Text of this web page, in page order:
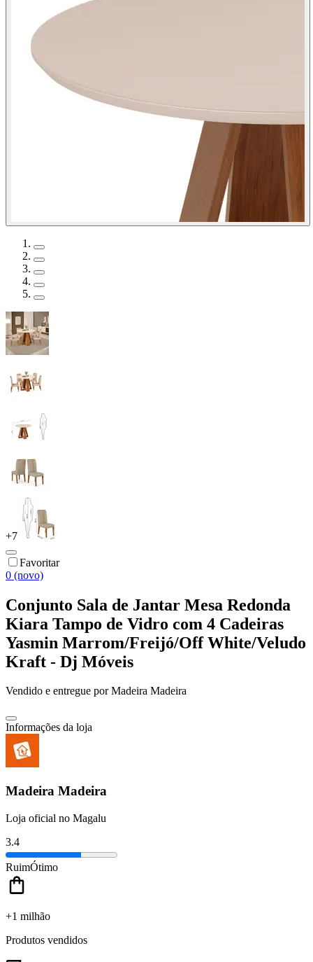
+7
Favoritar
0 (novo)
Conjunto Sala de Jantar Mesa Redonda
Kiara Tampo de Vidro com 4 Cadeiras
Yasmin Marrom/Freijó/Off White/Veludo
Kraft - Dj Móveis
Vendido e entregue por Madeira Madeira
Informações da loja
Madeira Madeira
Loja oficial no Magalu
3.4
RuimÓtimo
+1 milhão
Produtos vendidos